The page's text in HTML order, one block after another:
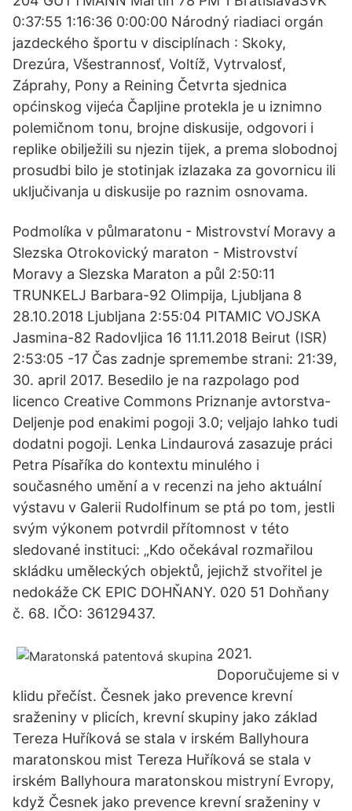
0:37:55 1:16:36 0:00:00 Národný riadiaci orgán
jazdeckého športu v disciplínach : Skoky,
Drezúra, Všestrannosť, Voltíž, Vytrvalosť,
Záprahy, Pony a Reining Četvrta sjednica
općinskog vijeća Čapljine protekla je u iznimno
polemičnom tonu, brojne diskusije, odgovori i
replike obilježili su njezin tijek, a prema slobodnoj
prosudbi bilo je stotinjak izlazaka za govornicu ili
uključivanja u diskusije po raznim osnovama.
Podmolíka v půlmaratonu - Mistrovství Moravy a
Slezska Otrokovický maraton - Mistrovství
Moravy a Slezska Maraton a půl 2:50:11
TRUNKELJ Barbara-92 Olimpija, Ljubljana 8
28.10.2018 Ljubljana 2:55:04 PITAMIC VOJSKA
Jasmina-82 Radovljica 16 11.11.2018 Beirut (ISR)
2:53:05 -17 Čas zadnje spremembe strani: 21:39,
30. april 2017. Besedilo je na razpolago pod
licenco Creative Commons Priznanje avtorstva-
Deljenje pod enakimi pogoji 3.0; veljajo lahko tudi
dodatni pogoji. Lenka Lindaurová zasazuje práci
Petra Písaříka do kontextu minulého i
současného umění a v recenzi na jeho aktuální
výstavu v Galerii Rudolfinum se ptá po tom, jestli
svým výkonem potvrdil přítomnost v této
sledované instituci: „Kdo očekával rozmařilou
skládku uměleckých objektů, jejichž stvořitel je
nedokáže CK EPIC DOHŇANY. 020 51 Dohňany
č. 68. IČO: 36129437.
2021.
Doporučujeme si v
klidu přečíst. Česnek jako prevence krevní
sraženiny v plicích, krevní skupiny jako základ
Tereza Huříková se stala v irském Ballyhoura
maratonskou mist Tereza Huříková se stala v
irském Ballyhoura maratonskou mistryní Evropy,
když Česnek jako prevence krevní sraženiny v